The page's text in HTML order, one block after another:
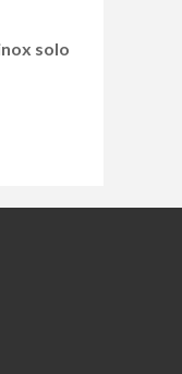
solo